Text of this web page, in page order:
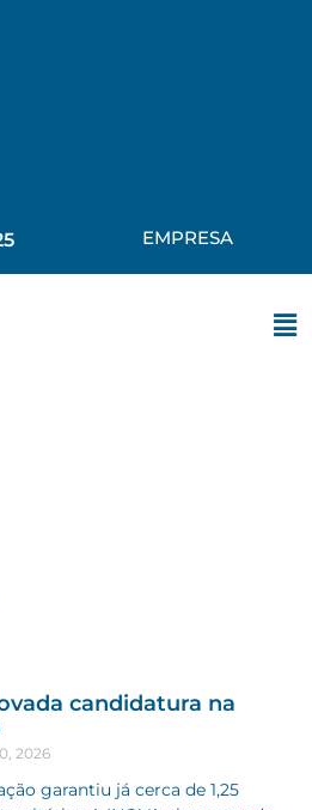
EMPRESA
candidatura na
2026
garantiu já cerca de 1,25